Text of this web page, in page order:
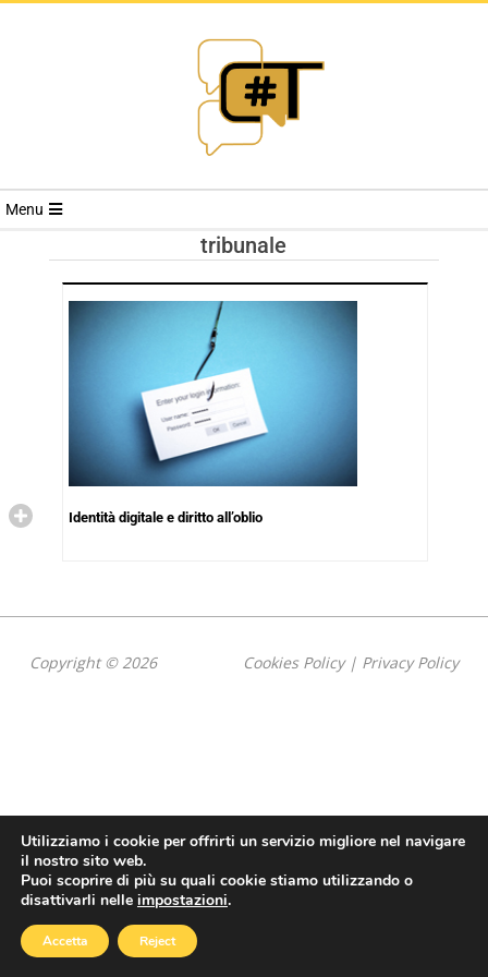
RIVISTA
TRENDS
Menu
tribunale
Identità digitale e diritto all’oblio
Copyright © 2026 Cookies Policy| Privacy Policy
Utilizziamo i cookie per offrirti un servizio migliore nel navigare
il nostro sito web.
Puoi scoprire di più su quali cookie stiamo utilizzando o
disattivarli nelle impostazioni.
Accetta Reject